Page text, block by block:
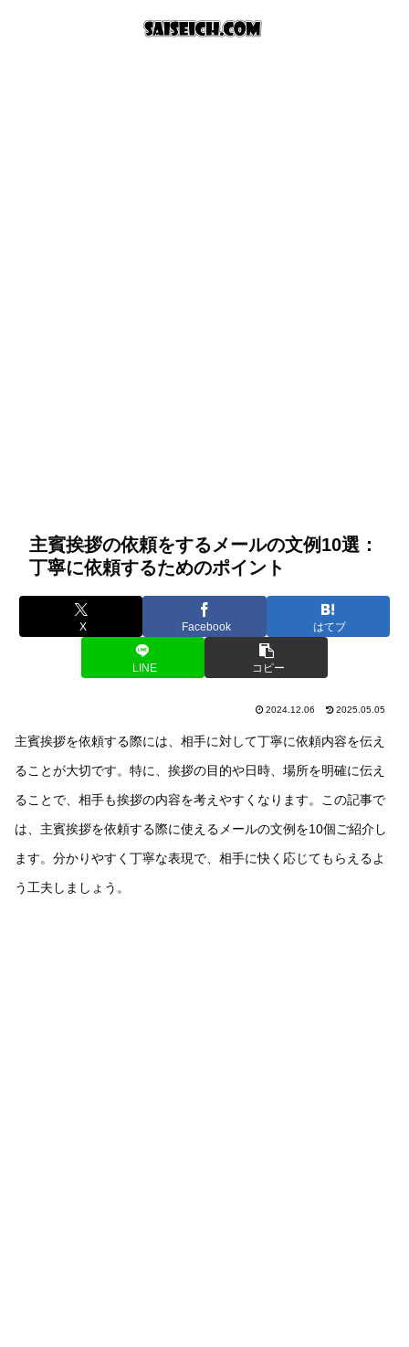
主賓挨拶の依頼をするメールの文例10選：
丁寧に依頼するためのポイント
X Facebook はてブ
LINE コピー
2024.12.06 2025.05.05
主賓挨拶を依頼する際には、相手に対して丁寧に依頼内容を伝え
ることが大切です。特に、挨拶の目的や日時、場所を明確に伝え
ることで、相手も挨拶の内容を考えやすくなります。この記事で
は、主賓挨拶を依頼する際に使えるメールの文例を10個ご紹介し
ます。分かりやすく丁寧な表現で、相手に快く応じてもらえるよ
う工夫しましょう。